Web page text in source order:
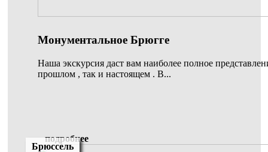
Монументальное Брюгге
Наша экскурсия даст вам наиболее полное
прошлом , так и настоящем . В...
подробнее
Брюссель